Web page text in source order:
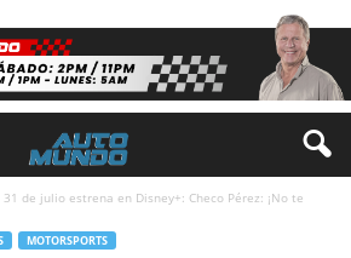
31 de julio estrena en Disney+: Checo Pérez: ¡No te
MOTORSPORTS